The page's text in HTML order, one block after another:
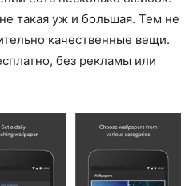
такая уж и большая. Тем не
качественные вещи.
без рекламы или